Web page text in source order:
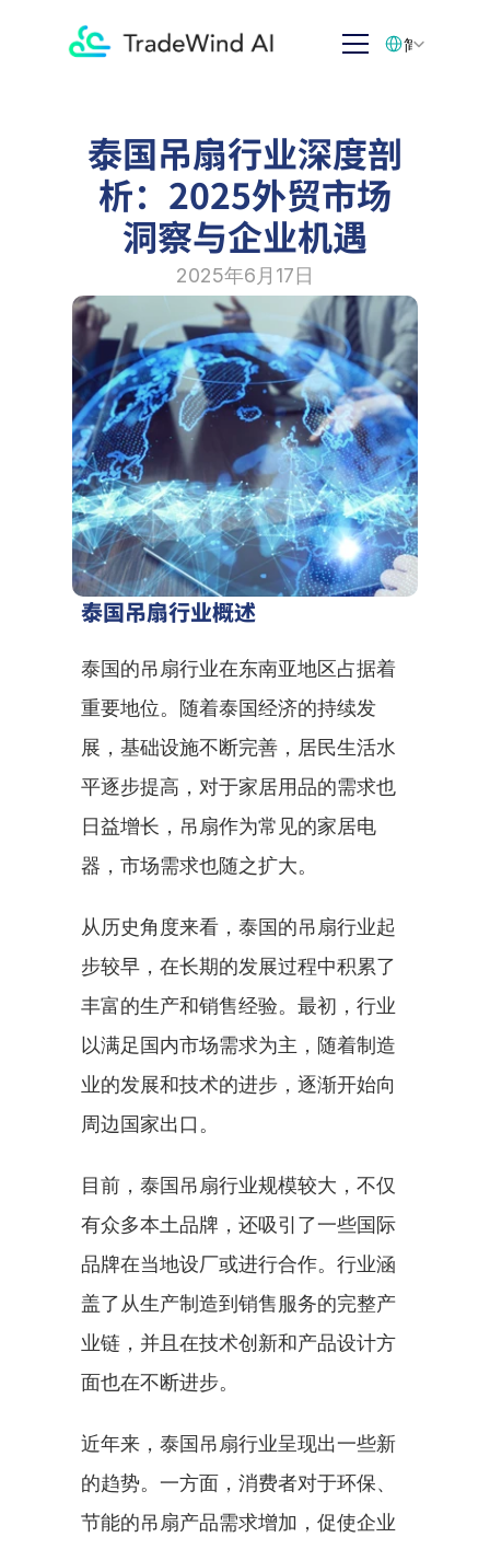
泰国吊扇行业深度剖
析：2025外贸市场
洞察与企业机遇
2025年6月17日
泰国吊扇行业概述
泰国的吊扇行业在东南亚地区占据着
重要地位。随着泰国经济的持续发
展，基础设施不断完善，居民生活水
平逐步提高，对于家居用品的需求也
日益增长，吊扇作为常见的家居电
器，市场需求也随之扩大。
从历史角度来看，泰国的吊扇行业起
步较早，在长期的发展过程中积累了
丰富的生产和销售经验。最初，行业
以满足国内市场需求为主，随着制造
业的发展和技术的进步，逐渐开始向
周边国家出口。
目前，泰国吊扇行业规模较大，不仅
有众多本土品牌，还吸引了一些国际
品牌在当地设厂或进行合作。行业涵
盖了从生产制造到销售服务的完整产
业链，并且在技术创新和产品设计方
面也在不断进步。
近年来，泰国吊扇行业呈现出一些新
的趋势。一方面，消费者对于环保、
节能的吊扇产品需求增加，促使企业
简体中文